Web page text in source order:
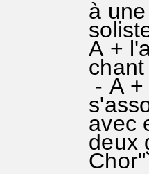
à
A +
- A +
avec
deux